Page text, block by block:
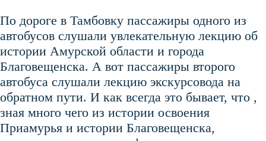
По дороге в Тамбовку пассажиры одного из
автобусов слушали увлекательную лекцию об
истории Амурской области и города
Благовещенска. А вот пассажиры второго
автобуса слушали лекцию экскурсовода на
обратном пути. И как всегда это бывает, что ,
зная много чего из истории освоения
Приамурья и истории Благовещенска,